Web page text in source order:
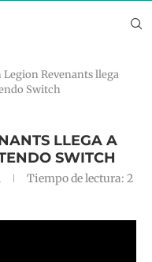
Legion Revenants llega
Switch
LLEGA A
SWITCH